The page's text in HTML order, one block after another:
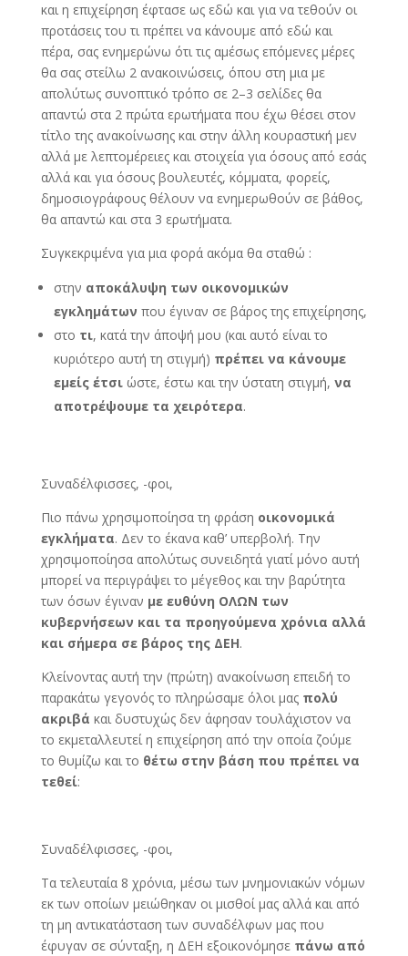
και η επιχείρηση έφτασε ως εδώ και για να τεθούν οι
προτάσεις του τι πρέπει να κάνουμε από εδώ και
πέρα, σας ενημερώνω ότι τις αμέσως επόμενες μέρες
θα σας στείλω 2 ανακοινώσεις, όπου στη μια με
απολύτως συνοπτικό τρόπο σε 2–3 σελίδες θα
απαντώ στα 2 πρώτα ερωτήματα που έχω θέσει στον
τίτλο της ανακοίνωσης και στην άλλη κουραστική μεν
αλλά με λεπτομέρειες και στοιχεία για όσους από εσάς
αλλά και για όσους βουλευτές, κόμματα, φορείς,
δημοσιογράφους θέλουν να ενημερωθούν σε βάθος,
θα απαντώ και στα 3 ερωτήματα.
Συγκεκριμένα για μια φορά ακόμα θα σταθώ :
στην αποκάλυψη των οικονομικών
εγκλημάτων που έγιναν σε βάρος της επιχείρησης,
στο τι, κατά την άποψή μου (και αυτό είναι το
κυριότερο αυτή τη στιγμή) πρέπει να κάνουμε
εμείς έτσιώστε, έστω και την ύστατη στιγμή, να
αποτρέψουμε τα χειρότερα.
Συναδέλφισσες, -φοι,
Πιο πάνω χρησιμοποίησα τη φράση οικονομικά
εγκλήματα. Δεν το έκανα καθ’ υπερβολή. Την
χρησιμοποίησα απολύτως συνειδητά γιατί μόνο αυτή
μπορεί να περιγράψει το μέγεθος και την βαρύτητα
των όσων έγιναν με ευθύνη ΟΛΩΝ των
κυβερνήσεων και τα προηγούμενα χρόνια αλλά
και σήμερα σε βάρος της ΔΕΗ.
Κλείνοντας αυτή την (πρώτη) ανακοίνωση επειδή το
παρακάτω γεγονός το πληρώσαμε όλοι μας πολύ
ακριβά και δυστυχώς δεν άφησαν τουλάχιστον να
το εκμεταλλευτεί η επιχείρηση από την οποία ζούμε
το θυμίζω και το θέτω στην βάση που πρέπει να
τεθεί:
Συναδέλφισσες, -φοι,
Τα τελευταία 8 χρόνια, μέσω των μνημονιακών νόμων
εκ των οποίων μειώθηκαν οι μισθοί μας αλλά και από
τη μη αντικατάσταση των συναδέλφων μας που
έφυγαν σε σύνταξη, η ΔΕΗ εξοικονόμησε πάνω από